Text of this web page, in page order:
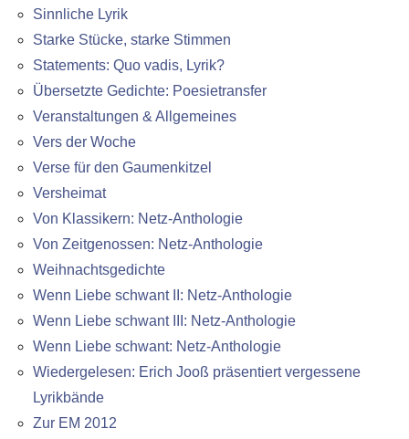
Sinnliche Lyrik
Starke Stücke, starke Stimmen
Statements: Quo vadis, Lyrik?
Übersetzte Gedichte: Poesietransfer
Veranstaltungen & Allgemeines
Vers der Woche
Verse für den Gaumenkitzel
Versheimat
Von Klassikern: Netz-Anthologie
Von Zeitgenossen: Netz-Anthologie
Weihnachtsgedichte
Wenn Liebe schwant II: Netz-Anthologie
Wenn Liebe schwant III: Netz-Anthologie
Wenn Liebe schwant: Netz-Anthologie
Wiedergelesen: Erich Jooß präsentiert vergessene
Lyrikbände
Zur EM 2012